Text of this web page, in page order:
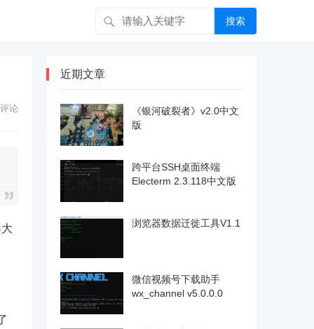
搜索
评论
近期文章
《银河破裂者》v2.0中文
版
跨平台SSH桌面终端
Electerm 2.3.118中文版
浏览器数据迁徙工具V1.1
微信视频号下载助手
wx_channel v5.0.0.0